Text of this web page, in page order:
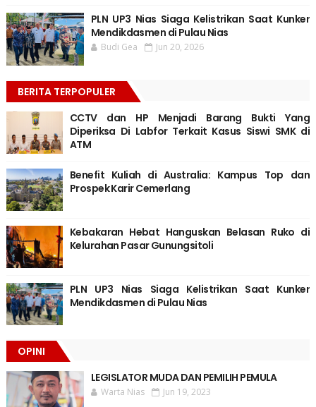
PLN UP3 Nias Siaga Kelistrikan Saat Kunker
Mendikdasmen di Pulau Nias
Budi Gea Jun 20, 2026
BERITA TERPOPULER
CCTV dan HP Menjadi Barang Bukti Yang
Diperiksa Di Labfor Terkait Kasus Siswi SMK di
ATM
Benefit Kuliah di Australia: Kampus Top dan
Prospek Karir Cemerlang
Kebakaran Hebat Hanguskan Belasan Ruko di
Kelurahan Pasar Gunungsitoli
PLN UP3 Nias Siaga Kelistrikan Saat Kunker
Mendikdasmen di Pulau Nias
OPINI
LEGISLATOR MUDA DAN PEMILIH PEMULA
Warta Nias Jun 19, 2023